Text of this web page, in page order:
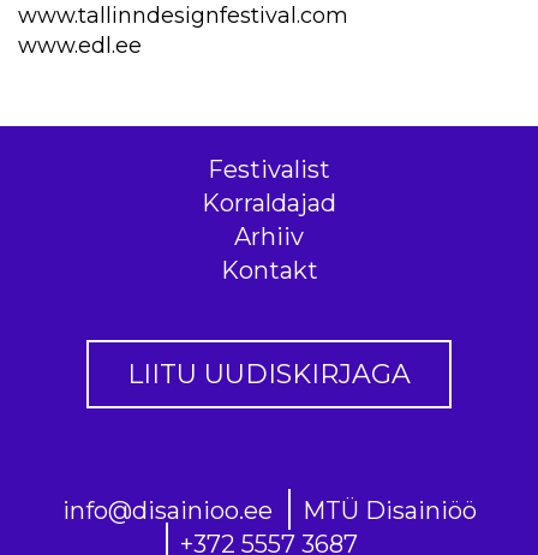
www.tallinndesignfestival.com
www.edl.ee
Festivalist
Korraldajad
Arhiiv
Kontakt
LIITU UUDISKIRJAGA
info@disainioo.ee
MTÜ Disainiöö
+372 5557 3687